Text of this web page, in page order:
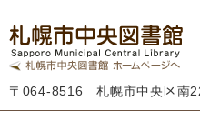
〒064-8516 札幌市中央区南